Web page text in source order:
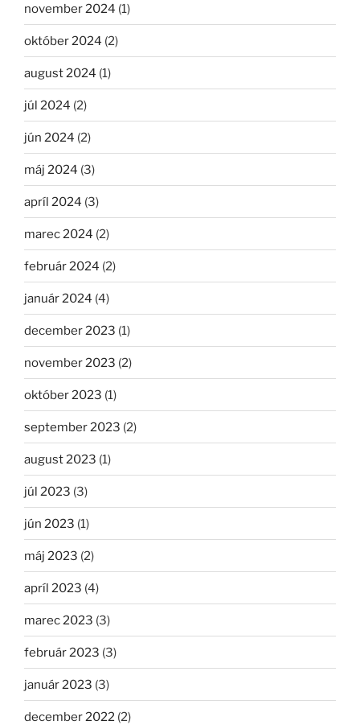
november 2024 (1)
október 2024 (2)
august 2024 (1)
júl 2024 (2)
jún 2024 (2)
máj 2024 (3)
apríl 2024 (3)
marec 2024 (2)
február 2024 (2)
január 2024 (4)
december 2023 (1)
november 2023 (2)
október 2023 (1)
september 2023 (2)
august 2023 (1)
júl 2023 (3)
jún 2023 (1)
máj 2023 (2)
apríl 2023 (4)
marec 2023 (3)
február 2023 (3)
január 2023 (3)
december 2022 (2)